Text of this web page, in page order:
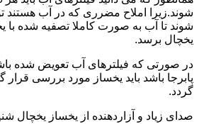
شوند.زیرا املاح مضرری که در آب
شوند تا آب به صورت کاملا تصفیه شده با
یخچال برسد.
در صورتی که فیلترهای آب تعویض شده
پابرجا باشد باید یخساز مورد بررسی
گردد.
صدای زیاد و آزاردهنده از یخساز یخچال